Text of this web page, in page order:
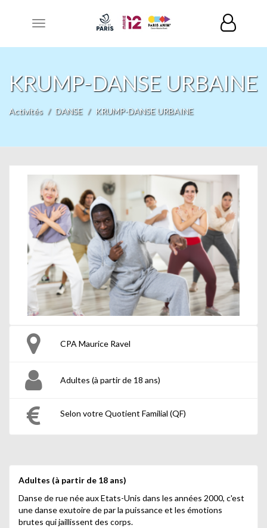
Toggle
KRUMP-DANSE URBAINE
Activités DANSE KRUMP-DANSE URBAINE
CPA Maurice Ravel
Adultes (à partir de 18 ans)
Selon votre Quotient Familial (QF)
Adultes (à partir de 18 ans)
Danse de rue née aux Etats-Unis dans les années 2000, c'est
une danse exutoire de par la puissance et les émotions
brutes qui jaillissent des corps.